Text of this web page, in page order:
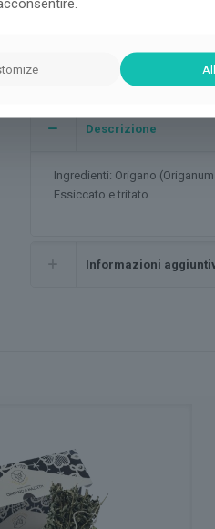
Categoria:
Condivisi
Descrizione
Ingredienti: Origano
Essiccato e tritato.
Informazioni